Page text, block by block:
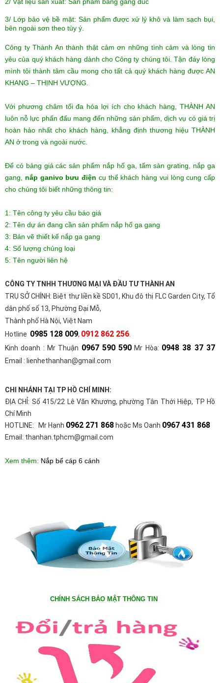
2/ Vật liệu sản xuất: Sản phẩm bằng gang đúc
3/ Lớp bảo vệ bề mặt: Sản phẩm được xử lý khô và làm sạch bụi,
bên ngoài sơn theo tùy ý.
Công ty Thành An thành thật cảm ơn những tình cảm và lòng tin
yêu của quý khách hàng dành cho Công ty chúng tôi. Tận đáy lòng
mình tôi thành tâm cầu mong cho tất cả quý khách hàng được AN
KHANG – THỊNH VƯỢNG.
Với phương châm tối đa hóa lợi ích cho khách hàng, THÀNH AN
luôn nỗ lực phấn đấu mang đến những sản phẩm, dịch vụ có giá trị
hoàn hảo nhất cho khách hàng, khẳng định thương hiệu THÀNH
AN ở trong và ngoài nước.
Để có bảng giá các sản phẩm nắp hố ga, tấm sàn grating, nắp ga
gang, nắp ganivo bưu điện cụ thể khách hàng vui lòng cung cấp
cho chúng tôi biết những thông tin:
1: Tên công ty yêu cầu báo giá
2: Tên dự án đang cần sản phẩm nắp hố ga gang
3: Bản vẽ thiết kế nắp ga gang
4: Số lượng chủng loại
5: Tên người liên hệ
CÔNG TY TNHH THƯƠNG MẠI VÀ ĐẦU TƯ THÀNH AN
TRỤ SỞ CHÍNH: Biệt thự liền kề SD01, Khu đô thị FLC Garden City, Tổ
dân phố số 13, Phường Đại Mỗ,
Thành phố Hà Nội, Việt Nam
Hotline 0985 128 009, 0912 862 256.
Kinh doanh : Mr Thuận 0967 590 590 Mr Hòa: 0948 38 37 37
Email : lienhethanhan@gmail.com
CHI NHÁNH TẠI TP HỒ CHÍ MINH:
ĐỊA CHỈ: Số 415/22 Lê Văn Khương, phường Tân Thới Hiệp, TP Hồ
Chí Minh
HOTLINE: Mr Hạnh 0962 271 868 hoặc Ms Oanh 0967 431 868
Email: thanhan.tphcm@gmail.com
Xem thêm: Nắp bể cáp 6 cánh
CHÍNH SÁCH BẢO MẬT THÔNG TIN